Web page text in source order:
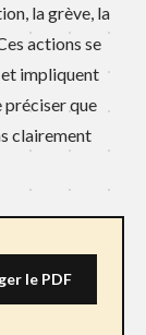
la grève, la
actions se
impliquent
que
clairement
le PDF